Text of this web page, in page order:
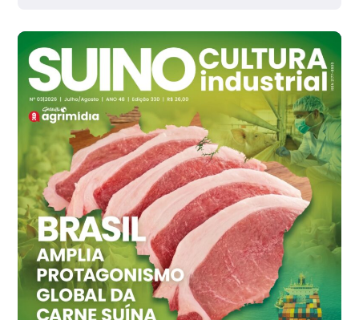
cx
Ovo Branco - Regional
Branco
R$ 145,34
cx
Ovo Vermelho - Regional
Grande São Paulo (SP)
R$ 155,59
cx
Ovo Vermelho - Regional
Vermelho
R$ 159,31
cx
Ovo Branco - Regional